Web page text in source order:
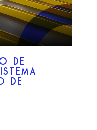
DE
DE